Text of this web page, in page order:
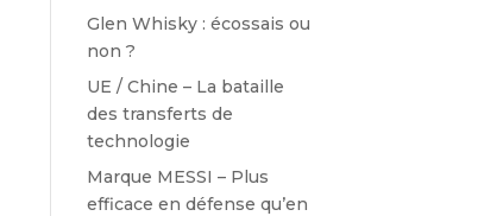
Glen Whisky : écossais ou
non ?
UE / Chine – La bataille
des transferts de
technologie
Marque MESSI – Plus
efficace en défense qu’en